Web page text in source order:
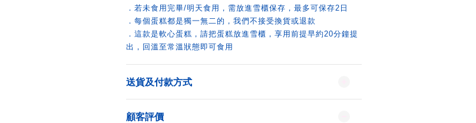
．若未食用完畢/明天食用，需放進雪櫃保存，最多可保存2日
．每個蛋糕都是獨一無二的，我們不接受換貨或退款
．這款是軟心蛋糕，請把蛋糕放進雪櫃，享用前提早約20分鐘提
出，回溫至常溫狀態即可食用
送貨及付款方式
顧客評價